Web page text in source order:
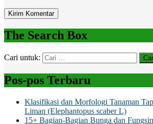
The Search Box
Cari untuk:
Pos-pos Terbaru
Klasifikasi dan Morfologi Tanaman
Liman (Elephantopus scaber L)
15+ Bagian-Bagian Bunga dan